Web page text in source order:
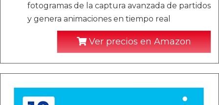
fotogramas de la captura avanzada de partidos
y genera animaciones en tiempo real
Ver precios en Amazon